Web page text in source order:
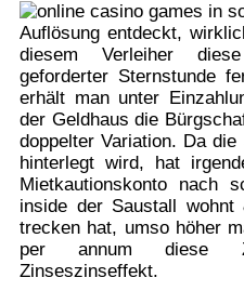
Auflösung entdeckt,
diesem Verleiher
geforderter Sternstunde
erhält man unter
der Geldhaus die
doppelter Variation. Da
hinterlegt wird, hat
Mietkautionskonto nach
inside der Saustall wohnt
trecken hat, umso höher
per annum diese
Zinseszinseffekt.